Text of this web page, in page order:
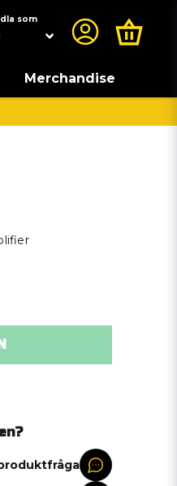
som
Merchandise